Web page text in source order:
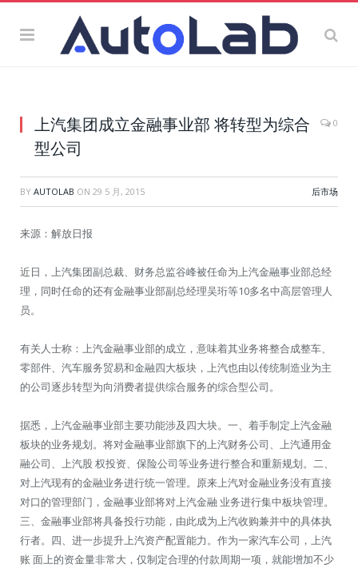
上汽集团成立金融事业部 将转型为综合
型公司
0
BY AUTOLAB ON 29 5 月, 2015 后市场
来源：解放日报
近日，上汽集团副总裁、财务总监谷峰被任命为上汽金融事业部总经
理，同时任命的还有金融事业部副总经理吴珩等10多名中高层管理人
员。
有关人士称：上汽金融事业部的成立，意味着其业务将整合成整车、
零部件、汽车服务贸易和金融四大板块，上汽也由以传统制造业为主
的公司逐步转型为向消费者提供综合服务的综合型公司。
据悉，上汽金融事业部主要功能涉及四大块。一、着手制定上汽金融
板块的业务规划。将对金融事业部旗下的上汽财务公司、上汽通用金
融公司、上汽股 权投资、保险公司等业务进行整合和重新规划。二、
对上汽现有的金融业务进行统一管理。原来上汽对金融业务没有直接
对口的管理部门，金融事业部将对上汽金融 业务进行集中板块管理。
三、金融事业部将具备投行功能，由此成为上汽收购兼并中的具体执
行者。四、进一步提升上汽资产配置能力。作为一家汽车公司，上汽
账 面上的资金量非常大，仅制定合理的付款周期一项，就能增加不少